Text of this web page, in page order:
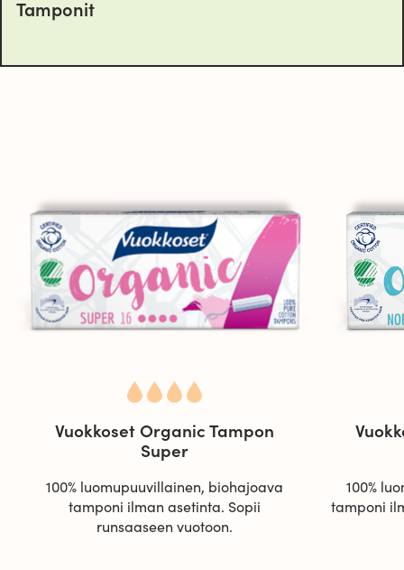
Tamponit
Vuokkoset Organic Tampon
Super
100% luomupuuvillainen, biohajoava
tamponi ilman asetinta. Sopii
runsaaseen vuotoon.
100%
tamponi